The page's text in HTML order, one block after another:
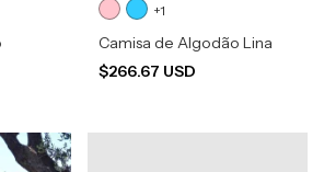
+1
Camisa de Algodão Lina
$266.67 USD